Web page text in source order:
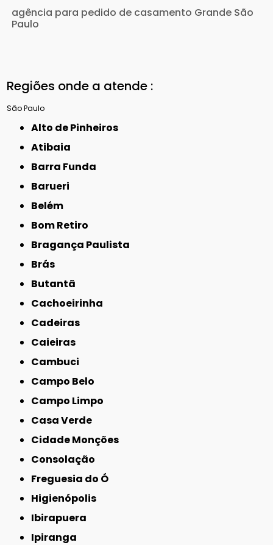
agência para pedido de casamento Grande São
Paulo
Regiões onde a atende :
São Paulo
Alto de Pinheiros
Atibaia
Barra Funda
Barueri
Belém
Bom Retiro
Bragança Paulista
Brás
Butantã
Cachoeirinha
Cadeiras
Caieiras
Cambuci
Campo Belo
Campo Limpo
Casa Verde
Cidade Monções
Consolação
Freguesia do Ó
Higienópolis
Ibirapuera
Ipiranga